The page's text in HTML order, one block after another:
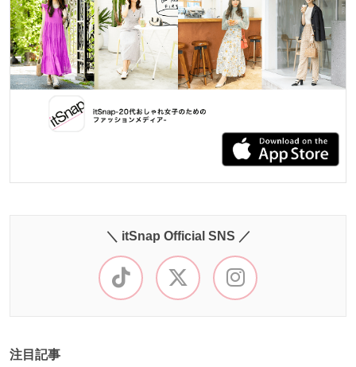
＼ itSnap Official SNS ／
注目記事